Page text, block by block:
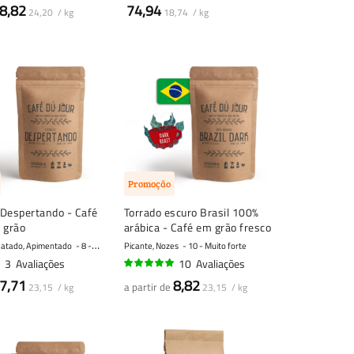
8,82 24,20 / kg 74,94 18,74 / kg
- Café
Apimentado 8 - Forte
3Avaliações
7,71 23,15 / kg
Promoção
Torrado escuro Brasil 100%
arábica - Café em grão fresco
Picante, Nozes 10 - Muito forte
10 Avaliações
a partir de 8,82 23,15 / kg